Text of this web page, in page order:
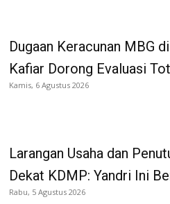
Dugaan Keracunan MBG
Kafiar Dorong Evaluasi
Kamis, 6 Agustus 2026
Larangan Usaha dan
Dekat KDMP: Yandri Ini
Rabu, 5 Agustus 2026